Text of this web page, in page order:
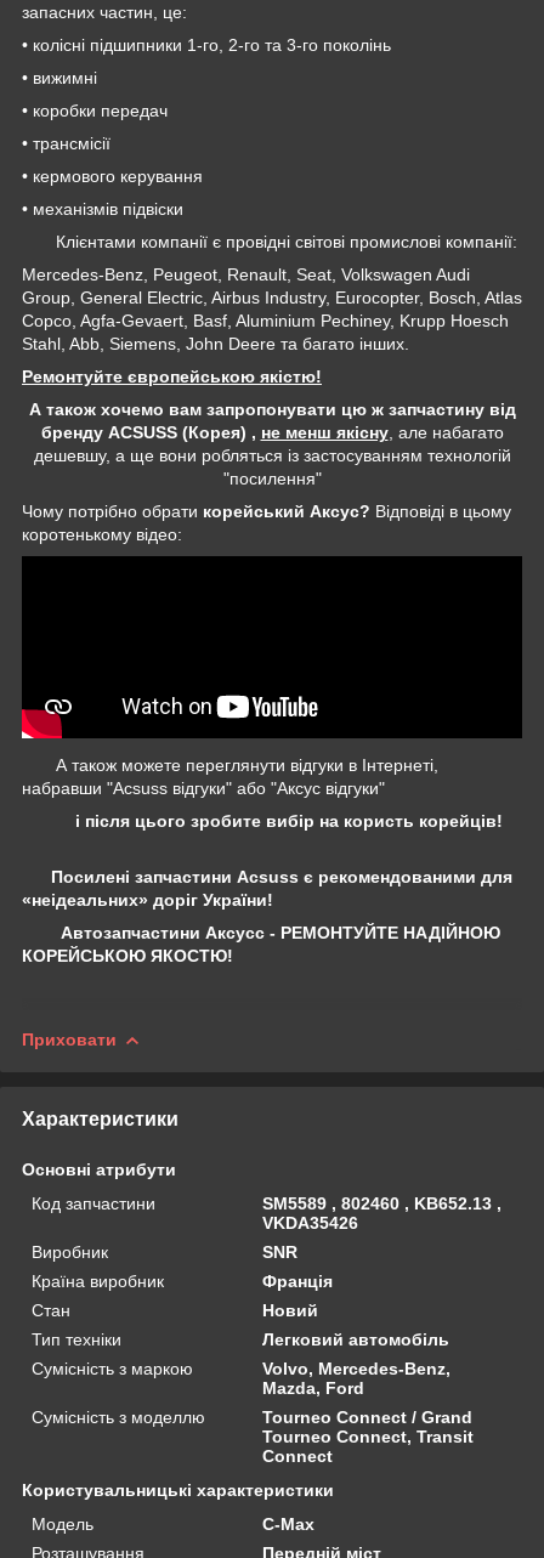
запасних частин, це:
• колісні підшипники 1-го, 2-го та 3-го поколінь
• вижимні
• коробки передач
• трансмісії
• кермового керування
• механізмів підвіски
Клієнтами компанії є провідні світові промислові компанії:
Mercedes-Benz, Peugeot, Renault, Seat, Volkswagen Audi
Group, General Electric, Airbus Industry, Eurocopter, Bosch, Atlas
Copco, Agfa-Gevaert, Basf, Aluminium Pechiney, Krupp Hoesch
Stahl, Abb, Siemens, John Deere та багато інших.
Ремонтуйте європейською якістю!
А також хочемо вам запропонувати цю ж запчастину від
бренду ACSUSS (Корея) , не менш якісну, але набагато
дешевшу, а ще вони робляться із застосуванням технологій
"посилення"
Чому потрібно обрати корейський Аксус? Відповіді в цьому
коротенькому відео:
А також можете переглянути відгуки в Інтернеті,
набравши "Acsuss відгуки" або "Аксус відгуки"
і після цього зробите вибір на користь корейців!
Посилені запчастини Acsuss є рекомендованими для
«неідеальних» доріг України!
Автозапчастини Аксусс - РЕМОНТУЙТЕ НАДІЙНОЮ
КОРЕЙСЬКОЮ ЯКОСТЮ!
Приховати
Характеристики
Основні атрибути
Код запчастини
SM5589 , 802460 , KB652.13 ,
VKDA35426
Виробник
SNR
Країна виробник
Франція
Стан
Новий
Тип техніки
Легковий автомобіль
Сумісність з маркою
Volvo, Mercedes-Benz,
Mazda, Ford
Сумісність з моделлю
Tourneo Connect / Grand
Tourneo Connect, Transit
Connect
Користувальницькі характеристики
Мoдель
C-Max
Розташування
Передній міст